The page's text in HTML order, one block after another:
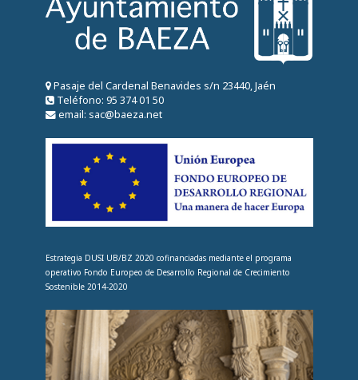
Pasaje del Cardenal Benavides s/n 23440, Jaén
Teléfono: 95 374 01 50
email: sac@baeza.net
Estrategia DUSI UB/BZ 2020 cofinanciadas mediante el programa
operativo Fondo Europeo de Desarrollo Regional de Crecimiento
Sostenible 2014-2020